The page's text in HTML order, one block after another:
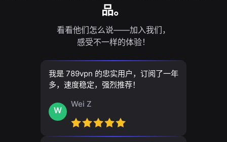
品。
看看他们怎么说——加入我们，
感受不一样的体验！
我是 789vpn 的忠实用户，订阅了一年
多，速度稳定，强烈推荐！
W
Wei Z